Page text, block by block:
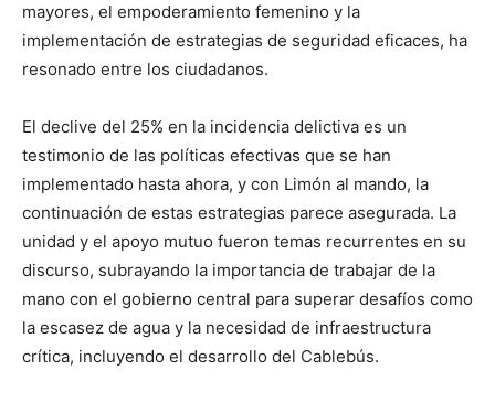
mayores, el empoderamiento femenino y la
implementación de estrategias de seguridad eficaces, ha
resonado entre los ciudadanos.
El declive del 25% en la incidencia delictiva es un
testimonio de las políticas efectivas que se han
implementado hasta ahora, y con Limón al mando, la
continuación de estas estrategias parece asegurada. La
unidad y el apoyo mutuo fueron temas recurrentes en su
discurso, subrayando la importancia de trabajar de la
mano con el gobierno central para superar desafíos como
la escasez de agua y la necesidad de infraestructura
crítica, incluyendo el desarrollo del Cablebús.